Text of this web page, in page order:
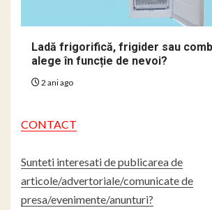
Ladă frigorifică, frigider sau
alege în funcție de nevoi?
2 ani ago
CONTACT
Sunteti interesati de publicarea de
articole/advertoriale/comunicate de
presa/evenimente/anunturi?